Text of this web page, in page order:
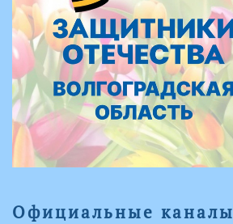
Официальные каналы